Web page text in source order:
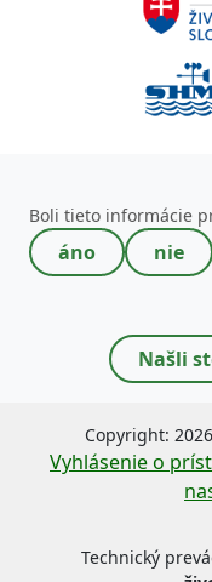
Boli tieto informácie
áno nie
Toto pole
Našli
Copyright:
Vyhlásenie o
Technický